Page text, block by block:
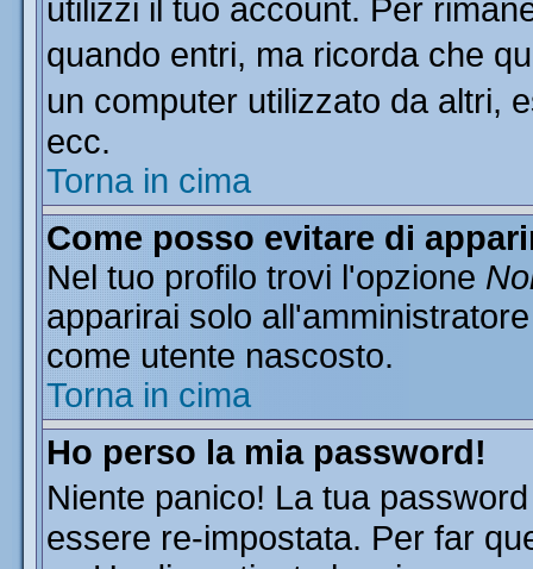
utilizzi il tuo account. Per
quando entri, ma ricorda che
un computer utilizzato da
ecc.
Torna in cima
Come posso evitare di
Nel tuo profilo trovi l'opzione
apparirai solo
come utente nascosto.
Torna in cima
Ho perso la mia password!
Niente panico! La tua
essere re-impostata. Per far